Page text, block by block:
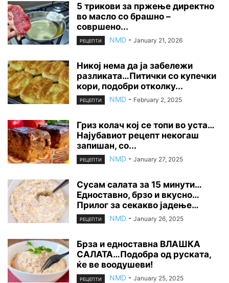
5 трикови за пржење директно
во масло со брашно –
совршено...
РЕЦЕПТИ NMD - January 21, 2026
Никој нема да ја забележи
разликата…Питички со купечки
кори, подобри отколку...
РЕЦЕПТИ NMD - February 2, 2025
Гриз колач кој се топи во уста…
Најубавиот рецепт некогаш
запишан, со...
РЕЦЕПТИ NMD - January 27, 2025
Сусам салата за 15 минути…
Едноставно, брзо и вкусно…
Прилог за секакво јадење…
РЕЦЕПТИ NMD - January 26, 2025
Брза и едноставна ВЛАШКА
САЛАТА…Подобра од руската,
ќе ве воодушеви!
РЕЦЕПТИ NMD - January 25, 2025